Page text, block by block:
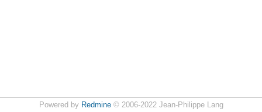
Powered by Redmine© 2006-2022 Jean-Philippe Lang